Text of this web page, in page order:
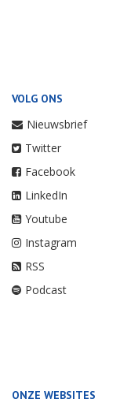
VOLG ONS
Nieuwsbrief
Twitter
Facebook
LinkedIn
Youtube
Instagram
RSS
Podcast
ONZE WEBSITES